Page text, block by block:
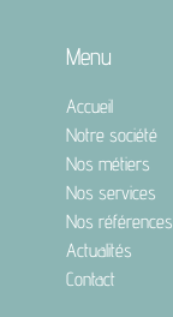
Menu
Accueil
Notre société
Nos métiers
Nos services
Nos références
Actualités
Contact